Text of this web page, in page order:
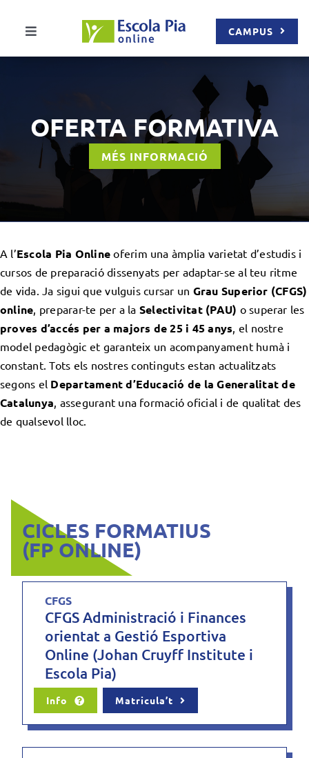
Toggle
Navigation
METODOLOGIA ONLINE
ACTUALITAT
CONTACTE
CAMPUS
OFERTA FORMATIVA
MÉS INFORMACIÓ
A l’Escola Pia Online oferim una àmplia varietat d’estudis i
cursos de preparació dissenyats per adaptar-se al teu ritme
de vida. Ja sigui que vulguis cursar un Grau Superior (CFGS)
online, preparar-te per a la Selectivitat (PAU) o superar les
proves d’accés per a majors de 25 i 45 anys, el nostre
model pedagògic et garanteix un acompanyament humà i
constant. Tots els nostres continguts estan actualitzats
segons el Departament d’Educació de laGeneralitat de
Catalunya, assegurant una formació oficial i de qualitat des
de qualsevol lloc.
CICLES FORMATIUS
(FP ONLINE)
CFGS
CFGS Administració i Finances
orientat a Gestió Esportiva
Online (Johan Cruyff Institute i
Escola Pia)
Info Matricula’t